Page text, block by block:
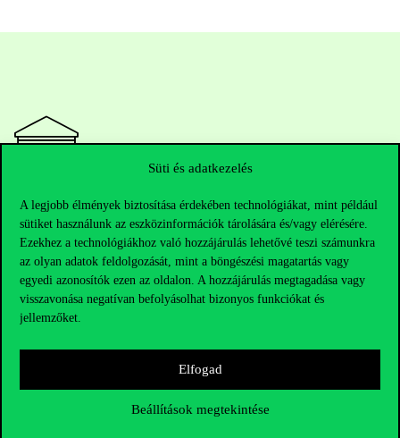
Süti és adatkezelés
A legjobb élmények biztosítása érdekében technológiákat, mint például
sütiket használunk az eszközinformációk tárolására és/vagy elérésére.
Ezekhez a technológiákhoz való hozzájárulás lehetővé teszi számunkra
az olyan adatok feldolgozását, mint a böngészési magatartás vagy
egyedi azonosítók ezen az oldalon. A hozzájárulás megtagadása vagy
visszavonása negatívan befolyásolhat bizonyos funkciókat és
jellemzőket.
Elfogad
Beállítások megtekintése
Elérhetőségek
Telefonszám:+36 1 482 5000
Kérdésed van a felvételivel kapcsolatban?
HUB jelenlegi hallgatóinknak